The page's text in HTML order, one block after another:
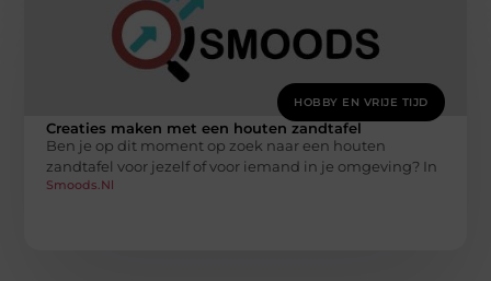
HOBBY EN VRIJE TIJD
Creaties maken met een houten zandtafel
Ben je op dit moment op zoek naar een houten
zandtafel voor jezelf of voor iemand in je omgeving? In
Smoods.nl